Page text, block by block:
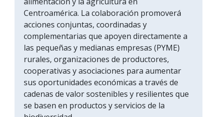
Centroamérica. La colaboración promoverá
acciones conjuntas, coordinadas y
complementarias que apoyen directamente a
las pequeñas y medianas empresas (PYME)
rurales, organizaciones de productores,
cooperativas y asociaciones para aumentar
sus oportunidades económicas a través de
cadenas de valor sostenibles y resilientes que
se basen en productos y servicios de la